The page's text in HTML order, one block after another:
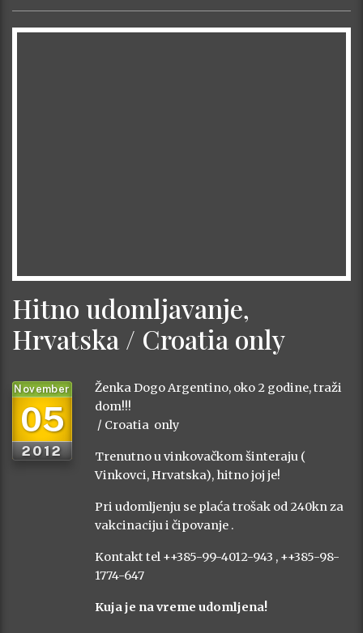
Hitno udomljavanje,
Hrvatska / Croatia only
05
November
2012
Ženka Dogo Argentino, oko 2 godine, traži
dom!!!
/ Croatia only
Trenutno u vinkovačkom šinteraju (
Vinkovci, Hrvatska), hitno joj je!
Pri udomljenju se plaća trošak od 240kn za
vakcinaciju i čipovanje .
Kontakt tel ++385-99-4012-943 , ++385-98-
1774-647
Kuja je na vreme udomljena!